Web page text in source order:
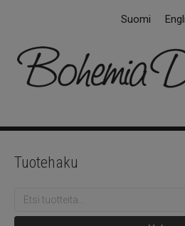
Suomi
Tuotehaku
Etsi: